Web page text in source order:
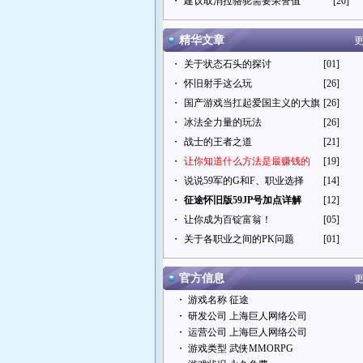
精华文章
・ 关于状态石头的探讨
[01]
・
怀旧射手这么玩
[26]
・
国产游戏当扛起爱国主义的大旗 [26]
・
冰法全力量的玩法
[26]
・
战士的王者之道
[21]
・
让你知道什么方法是最赚钱的
[19]
・
说说59军的G和F、职业选择
[14]
・
征途怀旧版59JP号加点详解
[12]
・
让你成为百锭富翁！
[05]
・
关于各职业之间的PK问题 [01]
官方信息
・ 游戏名称 征途
・ 研发公司 上海巨人网络公司
・ 运营公司 上海巨人网络公司
・ 游戏类型 武侠MMORPG